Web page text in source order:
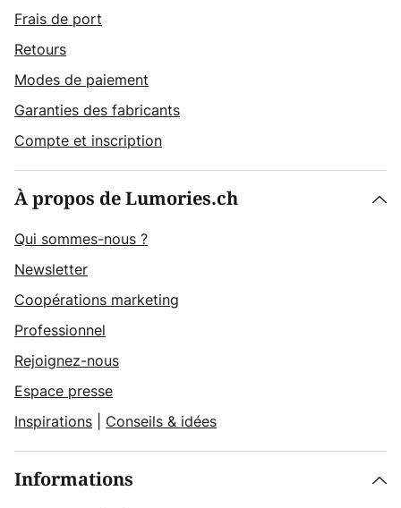
Frais de port
Retours
Modes de paiement
Garanties des fabricants
Compte et inscription
À propos de Lumories.ch
Qui sommes-nous ?
Newsletter
Coopérations marketing
Professionnel
Rejoignez-nous
Espace presse
Inspirations
Conseils & idées
Informations